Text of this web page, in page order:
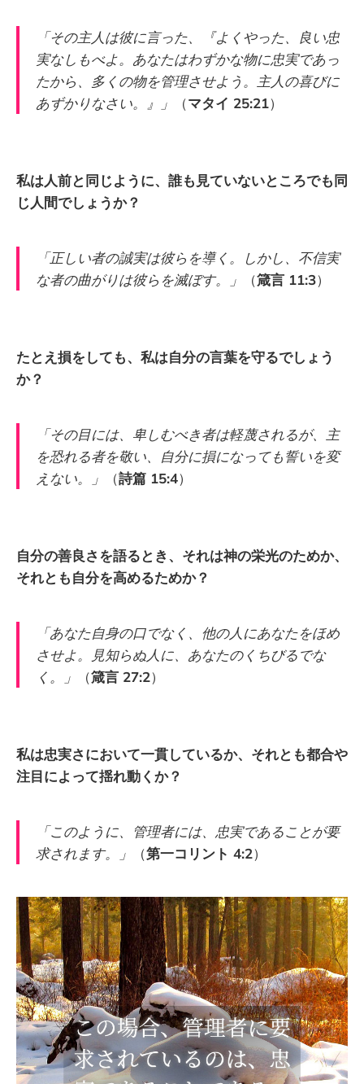
「その主人は彼に言った、『よくやった、良い忠
実なしもべよ。あなたはわずかな物に忠実であっ
たから、多くの物を管理させよう。主人の喜びに
あずかりなさい。』」
（マタイ 25:21）
私は人前と同じように、誰も見ていないところでも同
じ人間でしょうか？
「正しい者の誠実は彼らを導く。しかし、不信実
な者の曲がりは彼らを滅ぼす。」
（箴言 11:3）
たとえ損をしても、私は自分の言葉を守るでしょう
か？
「その目には、卑しむべき者は軽蔑されるが、主
を恐れる者を敬い、自分に損になっても誓いを変
えない。」
（詩篇 15:4）
自分の善良さを語るとき、それは神の栄光のためか、
それとも自分を高めるためか？
「あなた自身の口でなく、他の人にあなたをほめ
させよ。見知らぬ人に、あなたのくちびるでな
く。」
（箴言 27:2）
私は忠実さにおいて一貫しているか、それとも都合や
注目によって揺れ動くか？
「このように、管理者には、忠実であることが要
求されます。」
（第一コリント 4:2）